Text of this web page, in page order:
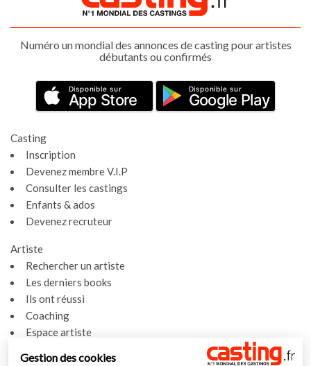
Numéro un mondial des annonces de casting pour artistes
débutants ou confirmés
Disponible sur
App Store
Disponible sur
Google Play
Casting
Inscription
Devenez membre V.I.P
Consulter les castings
Enfants & ados
Devenez recruteur
Artiste
Rechercher un artiste
Les derniers books
Ils ont réussi
Coaching
Espace artiste
Actualités
Gestion des cookies